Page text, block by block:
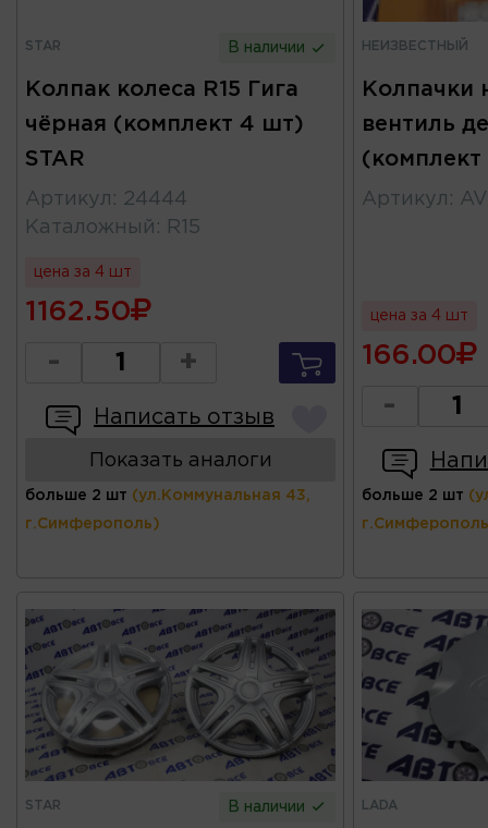
STAR В наличии
Колпак колеса R15 Гига
чёрная (комплект 4 шт)
STAR
Артикул : 24444
Каталожный : R15
цена за 4 шт
1162.50
- +
Написать отзыв
Показать аналоги
больше 2 шт (ул.Коммунальная 43,
г.Симферополь)
НЕИЗВЕСТНЫЙ
Колпачки
вентиль
Артикул :
цена за 4 шт
166.00
-
больше 2 шт
STAR В наличии LADA